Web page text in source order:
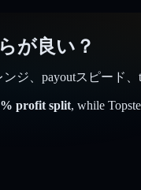
が良い？
ジ、payoutスピード
% profit split, while